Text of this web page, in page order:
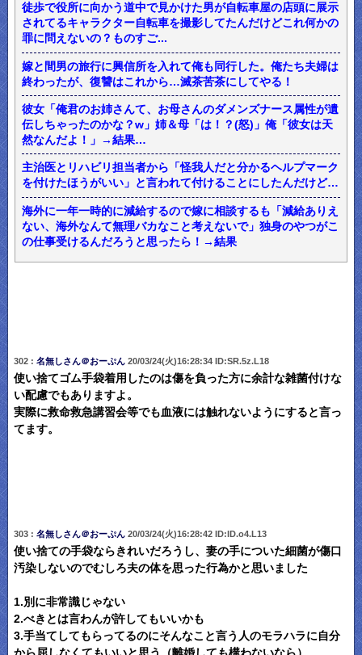
徒歩で役所に向かう道中で見かけた男が自転車屋の店頭に展示
されてるキャラクター自転車を撮影してたんだけどこれ何かの
罪に問えないの？ものすご...
嫁と間男の旅行に興信所を入れて俺も同行した。俺たち夫婦は
終わったが、復讐はこれから…滅茶苦茶にしてやる！
彼女「俺君のお姉さんて、お母さんのダメンズナース属性が遺
伝しちゃったのかな？w」姉＆母「は！？(怒)」俺「彼女は天
然なんだよ！」→結果…
主治医とリハビリ担当者から「怪我人だと分かるヘルプマーク
を付けたほうがいい」と言われて付けることにしたんだけど…
海外に一年一時的に減給するので嫁に相談するも「減給ありえ
ない、海外なんて無理バカなこと考えないで」独身のやつがこ
の仕事受けるんだろうと思ったら！→結果
302 : 名無しさん＠おーぷん20/03/24(火)16:28:34 ID:SR.5z.L18
使い捨てゴム手袋着用したのは傷を負った方に余計な雑菌付けな
い配慮でもありますよ。
実際に救命救急講習会等でも血液には触れないようにすると言っ
てます。
303 : 名無しさん＠おーぷん20/03/24(火)16:28:42 ID:lD.o4.L13
使い捨ての手袋ならきれいだろうし、妻の手についた細菌が傷口
汚染しないのでむしろ夫の体を思った行為かと思いました
1.別に非常識じゃない
2.べきとは言わんが許してもいいかも
3.手当てしてもらってるのにそんなこと言う人のモラハラに自分